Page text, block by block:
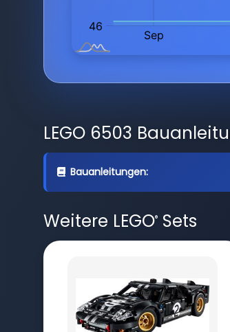
LEGO 6503
Bauanleitungen:
Weitere LEGO®Sets